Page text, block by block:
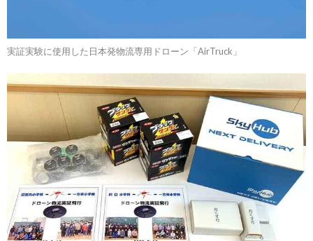
実証実験に使用した日本発物流専用ドローン「AirTruck」